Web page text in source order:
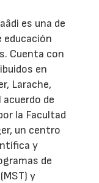
es una de
educación
Cuenta con
en
Larache,
de
la Facultad
un centro
y
de
y